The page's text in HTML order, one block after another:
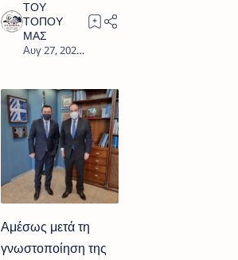
Αμέσως μετά τη
γνωστοποίηση της